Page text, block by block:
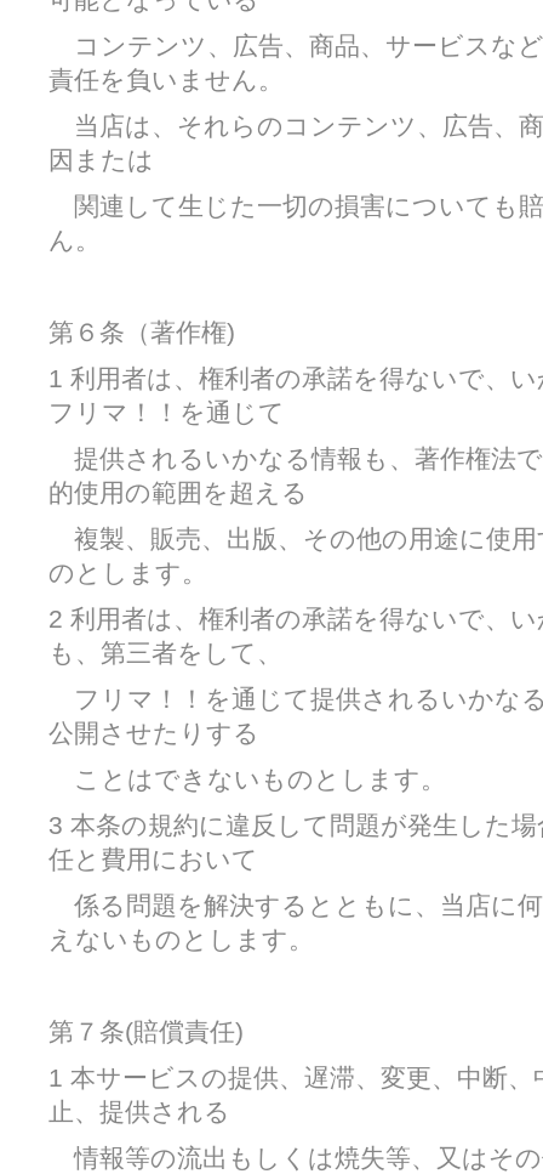
コンテンツ、広告、商品、サービスな
責任を負いません。
当店は、それらのコンテンツ、広告、
因または
関連して生じた一切の損害についても
ん。
第６条（著作権)
1 利用者は、権利者の承諾を得ないで、
フリマ！！を通じて
提供されるいかなる情報も、著作権法
的使用の範囲を超える
複製、販売、出版、その他の用途に使
のとします。
2 利用者は、権利者の承諾を得ないで、
も、第三者をして、
フリマ！！を通じて提供されるいかな
公開させたりする
ことはできないものとします。
3 本条の規約に違反して問題が発生した
任と費用において
係る問題を解決するとともに、当店に
えないものとします。
第７条(賠償責任)
1 本サービスの提供、遅滞、変更、中断
止、提供される
情報等の流出もしくは焼失等、又はそ